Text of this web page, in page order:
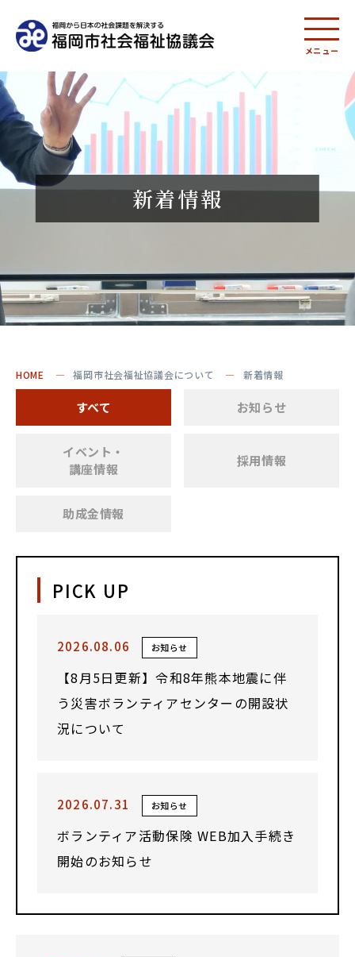
メニュー
新着情報
HOME 福岡市社会福祉協議会について 新着情報
すべて お知らせ
イベント・
講座情報
採用情報
助成金情報
PICK UP
2026.08.06 お知らせ
【8月5日更新】令和8年熊本地震に伴
う災害ボランティアセンターの開設状
況について
2026.07.31 お知らせ
ボランティア活動保険 WEB加入手続き
開始のお知らせ